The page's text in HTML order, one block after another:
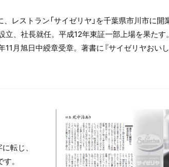
ストラン「サイゼリヤ」を千葉県市川市に開
立、社長就任。平成12年東証一部上場を果た
月旭日中綬章受章。著書に『サイゼリヤおい
転じ、
。